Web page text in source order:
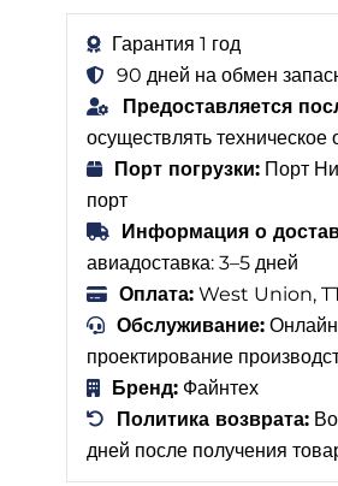
Гарантия 1 год
90 дней на обмен
Предоставляется
осуществлять
Порт погрузки: Порт
порт
Информация о
авиадоставка: 3–5 дней
Оплата: West Union,
Обслуживание:
проектирование
Бренд: Файнтех
Политика возврата:
дней после получения